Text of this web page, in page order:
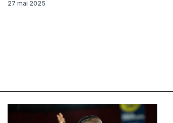
27 mai 2025